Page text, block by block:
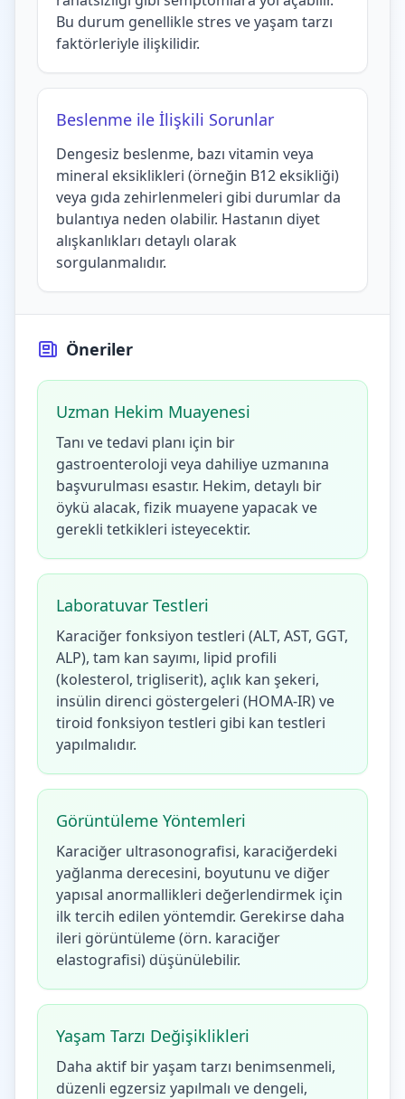
Bu durum genellikle stres ve yaşam tarzı
faktörleriyle ilişkilidir.
Beslenme ile İlişkili Sorunlar
Dengesiz beslenme, bazı vitamin veya
mineral eksiklikleri (örneğin B12 eksikliği)
veya gıda zehirlenmeleri gibi durumlar da
bulantıya neden olabilir. Hastanın diyet
alışkanlıkları detaylı olarak
sorgulanmalıdır.
Öneriler
Uzman Hekim Muayenesi
Tanı ve tedavi planı için bir
gastroenteroloji veya dahiliye uzmanına
başvurulması esastır. Hekim, detaylı bir
öykü alacak, fizik muayene yapacak ve
gerekli tetkikleri isteyecektir.
Laboratuvar Testleri
Karaciğer fonksiyon testleri (ALT, AST, GGT,
ALP), tam kan sayımı, lipid profili
(kolesterol, trigliserit), açlık kan şekeri,
insülin direnci göstergeleri (HOMA-IR) ve
tiroid fonksiyon testleri gibi kan testleri
yapılmalıdır.
Görüntüleme Yöntemleri
Karaciğer ultrasonografisi, karaciğerdeki
yağlanma derecesini, boyutunu ve diğer
yapısal anormallikleri değerlendirmek için
ilk tercih edilen yöntemdir. Gerekirse daha
ileri görüntüleme (örn. karaciğer
elastografisi) düşünülebilir.
Yaşam Tarzı Değişiklikleri
Daha aktif bir yaşam tarzı benimsenmeli,
düzenli egzersiz yapılmalı ve dengeli,